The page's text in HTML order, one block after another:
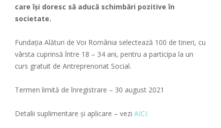
care își doresc să aducă schimbări pozitive în
societate.
Fundația Alături de Voi România selectează 100 de tineri, cu
vârsta cuprinsă între 18 – 34 ani, pentru a participa la un
curs gratuit de Antreprenoriat Social.
Termen limită de înregistrare – 30 august 2021
Detalii suplimentare și aplicare – vezi AICI.